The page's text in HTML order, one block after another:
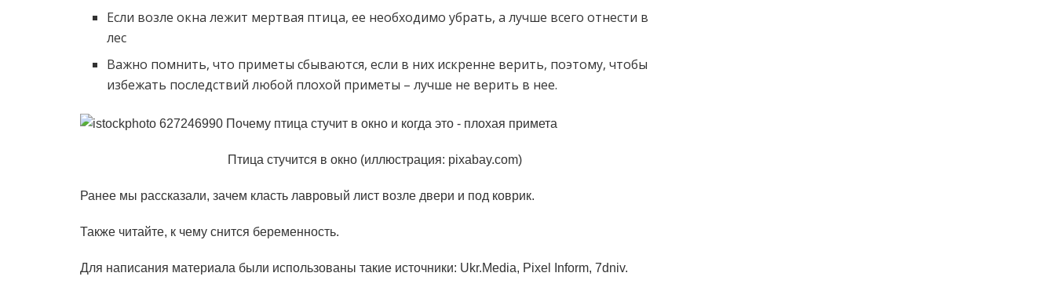
Если возле окна лежит мертвая птица, ее необходимо убрать, а лучше всего отнести в
лес
Важно помнить, что приметы сбываются, если в них искренне верить, поэтому, чтобы
избежать последствий любой плохой приметы – лучше не верить в нее.
Птица стучится в окно (иллюстрация: pixabay.com)
Ранее мы рассказали, зачем класть лавровый лист возле двери и под коврик.
Также читайте, к чему снится беременность.
Для написания материала были использованы такие источники: Ukr.Media, Pixel Inform, 7dniv.